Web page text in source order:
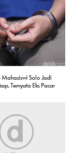
Mahasiswi Solo Jadi
Ternyata Eks Pacar